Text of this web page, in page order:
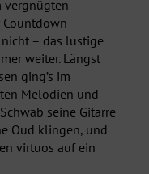
vergnügten
– das lustige
weiter. Längst
ging’s im
Melodien und
seine Gitarre
Oud klingen, und
virtuos auf ein